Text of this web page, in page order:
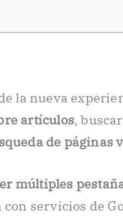
la nueva
artículos, buscar
de páginas
múltiples
servicios de